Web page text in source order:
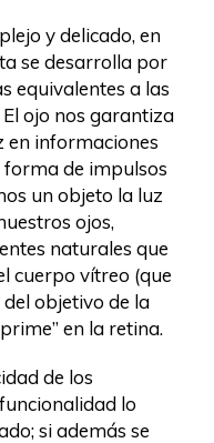
y delicado, en
se desarrolla por
equivalentes a las
ojo nos garantiza
en informaciones
de impulsos
un objeto la luz
ojos,
naturales que
cuerpo ví­treo (que
objetivo de la
en la retina.
de los
lo
si además se